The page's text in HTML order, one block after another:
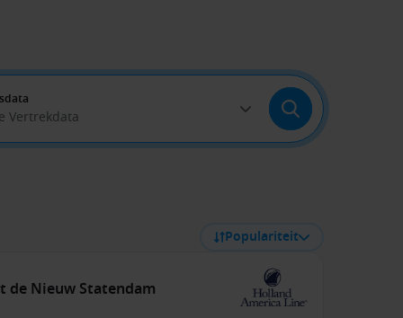
Vertrekdata
Populariteit
de Nieuw Statendam